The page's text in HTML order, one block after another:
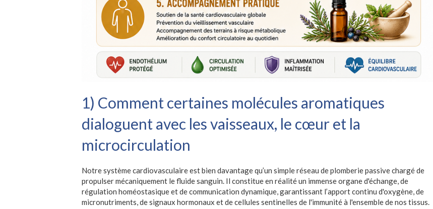
1) Comment certaines molécules aromatiques
dialoguent avec les vaisseaux, le cœur et la
microcirculation
Notre système cardiovasculaire est bien davantage qu’un simple réseau de plomberie passive chargé de
propulser mécaniquement le fluide sanguin. Il constitue en réalité un immense organe d'échange, de
régulation homéostasique et de communication dynamique, garantissant l’apport continu d'oxygène, de
micronutriments, de signaux hormonaux et de cellules sentinelles de l'immunité à l'ensemble de nos tissus.